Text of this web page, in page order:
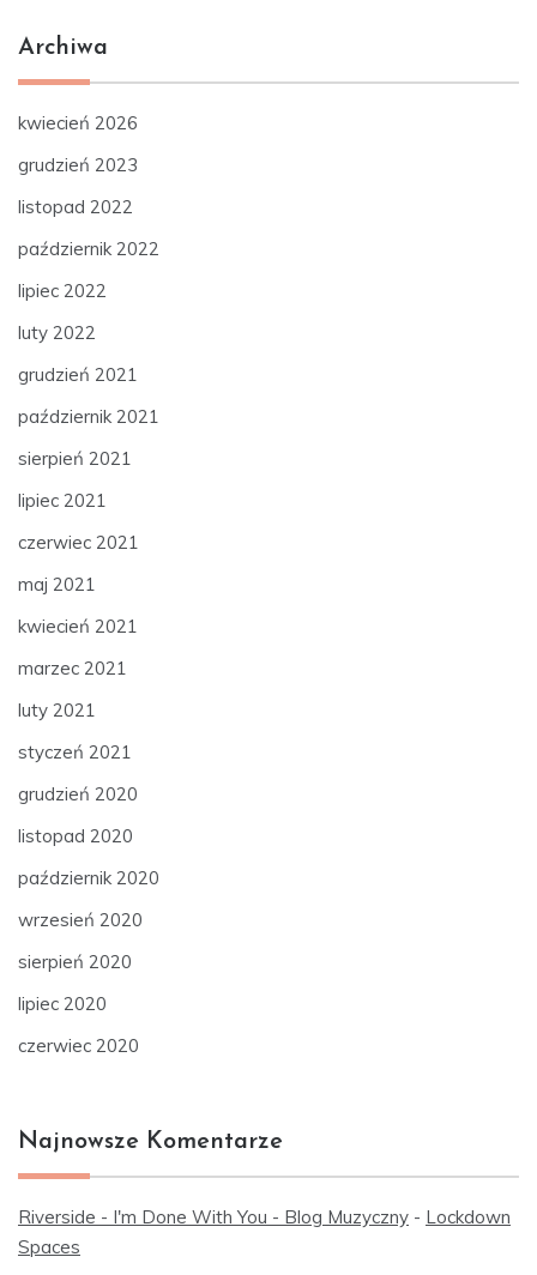
Archiwa
kwiecień 2026
grudzień 2023
listopad 2022
październik 2022
lipiec 2022
luty 2022
grudzień 2021
październik 2021
sierpień 2021
lipiec 2021
czerwiec 2021
maj 2021
kwiecień 2021
marzec 2021
luty 2021
styczeń 2021
grudzień 2020
listopad 2020
październik 2020
wrzesień 2020
sierpień 2020
lipiec 2020
czerwiec 2020
Najnowsze Komentarze
Riverside - I'm Done With You - Blog Muzyczny - Lockdown
Spaces